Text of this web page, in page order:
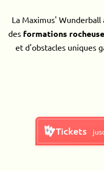
La Maximus'
des formations
et d'obstacles uniques
Tickets